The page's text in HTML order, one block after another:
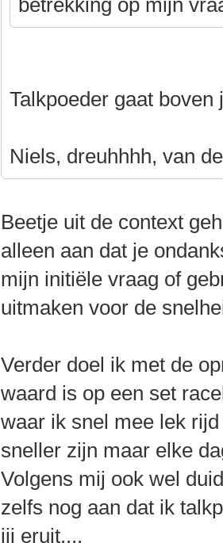
betrekking op mijn
Talkpoeder gaat boven
Niels, dreuhhhh, van
Beetje uit de context
alleen aan dat je
mijn initiële vraag of
uitmaken voor de
Verder doel ik met de
waard is op een set
waar ik snel mee lek
sneller zijn maar elke
Volgens mij ook wel
zelfs nog aan dat ik
jij eruit....